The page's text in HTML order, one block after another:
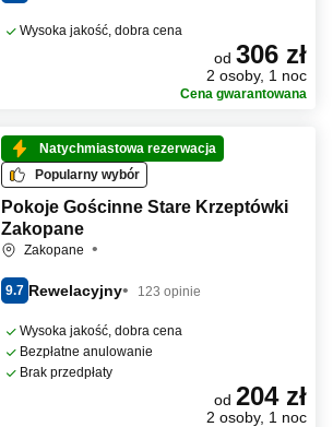
Wysoka jakość, dobra cena
od 306 zł
2 osoby, 1 noc
Cena gwarantowana
Natychmiastowa rezerwacja
Popularny wybór
Pokoje Gościnne Stare Krzeptówki
Zakopane
Zakopane
9.7 Rewelacyjny 123 opinie
Wysoka jakość, dobra cena
Bezpłatne anulowanie
Brak przedpłaty
od 204 zł
2 osoby, 1 noc